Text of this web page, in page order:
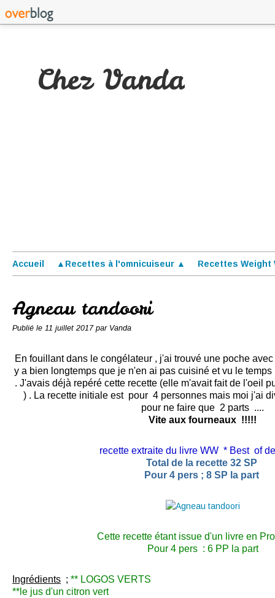
Chez Vanda
Accueil ▲Recettes à l'omnicuiseur ▲ Recettes Weight
Agneau tandoori
Publié le 11 juillet 2017 par Vanda
En fouillant dans le congélateur , j'ai trouvé une poche
y a bien longtemps que je n'en ai pas cuisiné et vu le
. J'avais déjà repéré cette recette (elle m'avait fait de l'oeil
) . La recette initiale est pour 4 personnes mais moi j'ai
pour ne faire que 2 parts ....
Vite aux fourneaux !!!!!
recette extraite du livre WW * Best of
Total de la recette 32 SP
Pour 4 pers ; 8 SP la part
Cette recette étant issue d'un livre en
Pour 4 pers : 6 PP la part
Ingrédients ; ** LOGOS VERTS
**le jus d'un citron vert